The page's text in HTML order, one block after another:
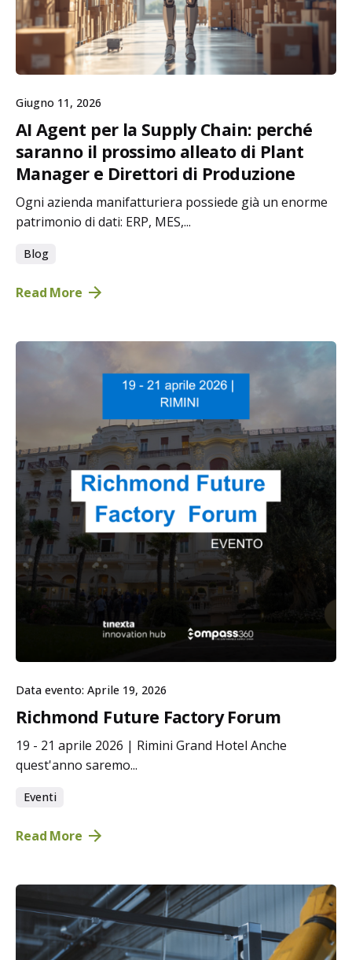
Giugno 11, 2026
AI Agent per la Supply Chain: perché
saranno il prossimo alleato di Plant
Manager e Direttori di Produzione
Ogni azienda manifatturiera possiede già un enorme
patrimonio di dati: ERP, MES,...
Blog
Read More
Data evento: Aprile 19, 2026
Richmond Future Factory Forum
19 - 21 aprile 2026 | Rimini Grand Hotel Anche
quest'anno saremo...
Eventi
Read More